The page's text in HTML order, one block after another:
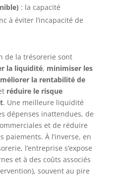
: la capacité
à éviter l’incapacité de
de la trésorerie sont
la liquidité, minimiser les
la rentabilité de
réduire le risque
. Une meilleure liquidité
dépenses inattendues, de
et de réduire
paiements. À l’inverse, en
l’entreprise s’expose
et à des coûts associés
souvent au pire